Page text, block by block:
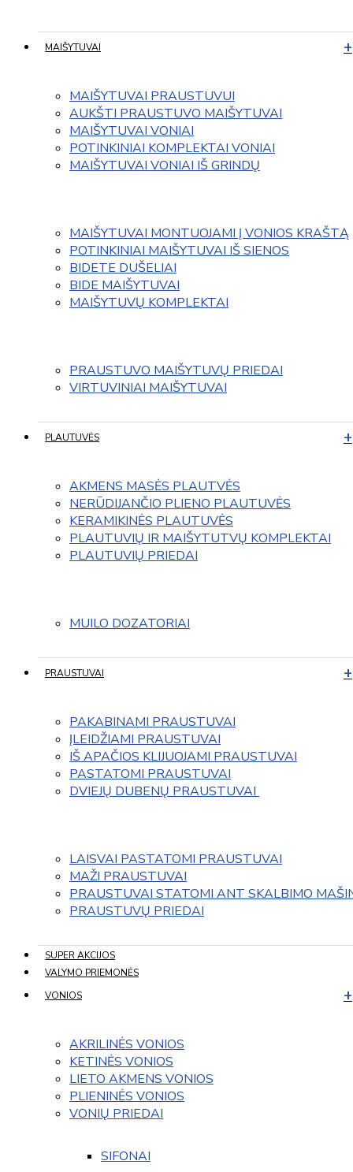
MAIŠYTUVAI
MAIŠYTUVAI PRAUSTUVUI
AUKŠTI PRAUSTUVO MAIŠYTUVAI
MAIŠYTUVAI VONIAI
POTINKINIAI KOMPLEKTAI VONIAI
MAIŠYTUVAI VONIAI IŠ GRINDŲ
MAIŠYTUVAI MONTUOJAMI Į VONIOS KRAŠTĄ
POTINKINIAI MAIŠYTUVAI IŠ SIENOS
BIDETE DUŠELIAI
BIDE MAIŠYTUVAI
MAIŠYTUVŲ KOMPLEKTAI
PRAUSTUVO MAIŠYTUVŲ PRIEDAI
VIRTUVINIAI MAIŠYTUVAI
PLAUTUVĖS
AKMENS MASĖS PLAUTVĖS
NERŪDIJANČIO PLIENO PLAUTUVĖS
KERAMIKINĖS PLAUTUVĖS
PLAUTUVIŲ IR MAIŠYTUTVŲ KOMPLEKTAI
PLAUTUVIŲ PRIEDAI
MUILO DOZATORIAI
PRAUSTUVAI
PAKABINAMI PRAUSTUVAI
ĮLEIDŽIAMI PRAUSTUVAI
IŠ APAČIOS KLIJUOJAMI PRAUSTUVAI
PASTATOMI PRAUSTUVAI
DVIEJŲ DUBENŲ PRAUSTUVAI
LAISVAI PASTATOMI PRAUSTUVAI
MAŽI PRAUSTUVAI
PRAUSTUVAI STATOMI ANT SKALBIMO
PRAUSTUVŲ PRIEDAI
SUPER AKCIJOS
VALYMO PRIEMONĖS
VONIOS
AKRILINĖS VONIOS
KETINĖS VONIOS
LIETO AKMENS VONIOS
PLIENINĖS VONIOS
VONIŲ PRIEDAI
SIFONAI